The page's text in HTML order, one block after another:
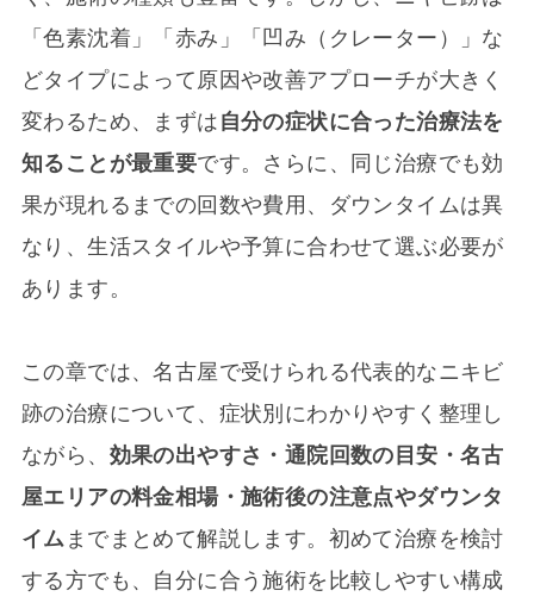
「色素沈着」「赤み」「凹み（クレーター）」な
どタイプによって原因や改善アプローチが大きく
変わるため、まずは 自分の症状に合った治療法を
知ることが最重要です。さらに、同じ治療でも効
果が現れるまでの回数や費用、ダウンタイムは異
なり、生活スタイルや予算に合わせて選ぶ必要が
あります。
この章では、名古屋で受けられる代表的なニキビ
跡の治療について、症状別にわかりやすく整理し
ながら、 効果の出やすさ・通院回数の目安・名古
屋エリアの料金相場・施術後の注意点やダウンタ
イム までまとめて解説します。初めて治療を検討
する方でも、自分に合う施術を比較しやすい構成